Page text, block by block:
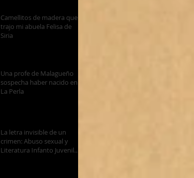
Camellitos de madera que
trajo mi abuela Felisa de
Siria
Una profe de Malagueño
sospecha haber nacido en
La Perla
La letra invisible de un
crimen: Abuso sexual y
Literatura Infanto Juvenil